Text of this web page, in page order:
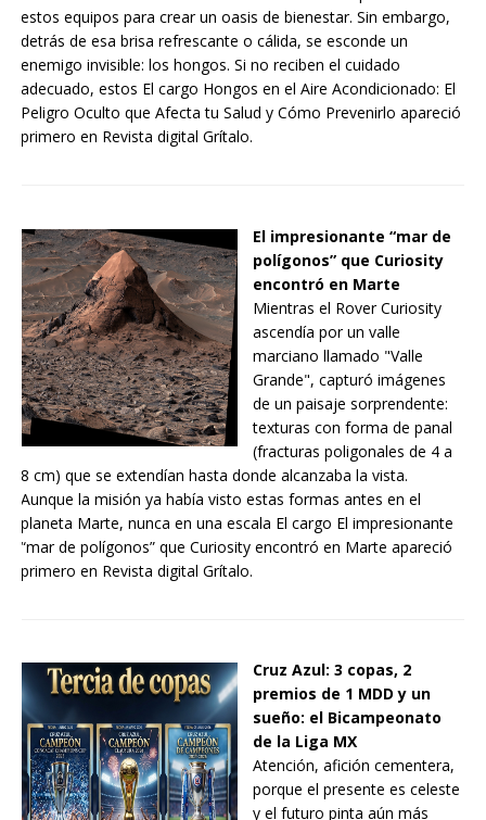
estos equipos para crear un oasis de bienestar. Sin embargo,
detrás de esa brisa refrescante o cálida, se esconde un
enemigo invisible: los hongos. Si no reciben el cuidado
adecuado, estos El cargo Hongos en el Aire Acondicionado: El
Peligro Oculto que Afecta tu Salud y Cómo Prevenirlo apareció
primero en Revista digital Grítalo.
El impresionante “mar de
polígonos” que Curiosity
encontró en Marte
Mientras el Rover Curiosity
ascendía por un valle
marciano llamado "Valle
Grande", capturó imágenes
de un paisaje sorprendente:
texturas con forma de panal
(fracturas poligonales de 4 a
8 cm) que se extendían hasta donde alcanzaba la vista.
Aunque la misión ya había visto estas formas antes en el
planeta Marte, nunca en una escala El cargo El impresionante
“mar de polígonos” que Curiosity encontró en Marte apareció
primero en Revista digital Grítalo.
Cruz Azul: 3 copas, 2
premios de 1 MDD y un
sueño: el Bicampeonato
de la Liga MX
Atención, afición cementera,
porque el presente es celeste
y el futuro pinta aún más